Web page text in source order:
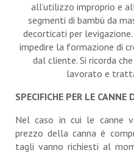
all’utilizzo improprio e
segmenti di bambù da
decorticati per
impedire la formazione di
dal cliente. Si ricorda
lavorato e
SPECIFICHE PER LE CANNE
Nel caso in cui le canne
prezzo della canna è
tagli vanno richiesti al